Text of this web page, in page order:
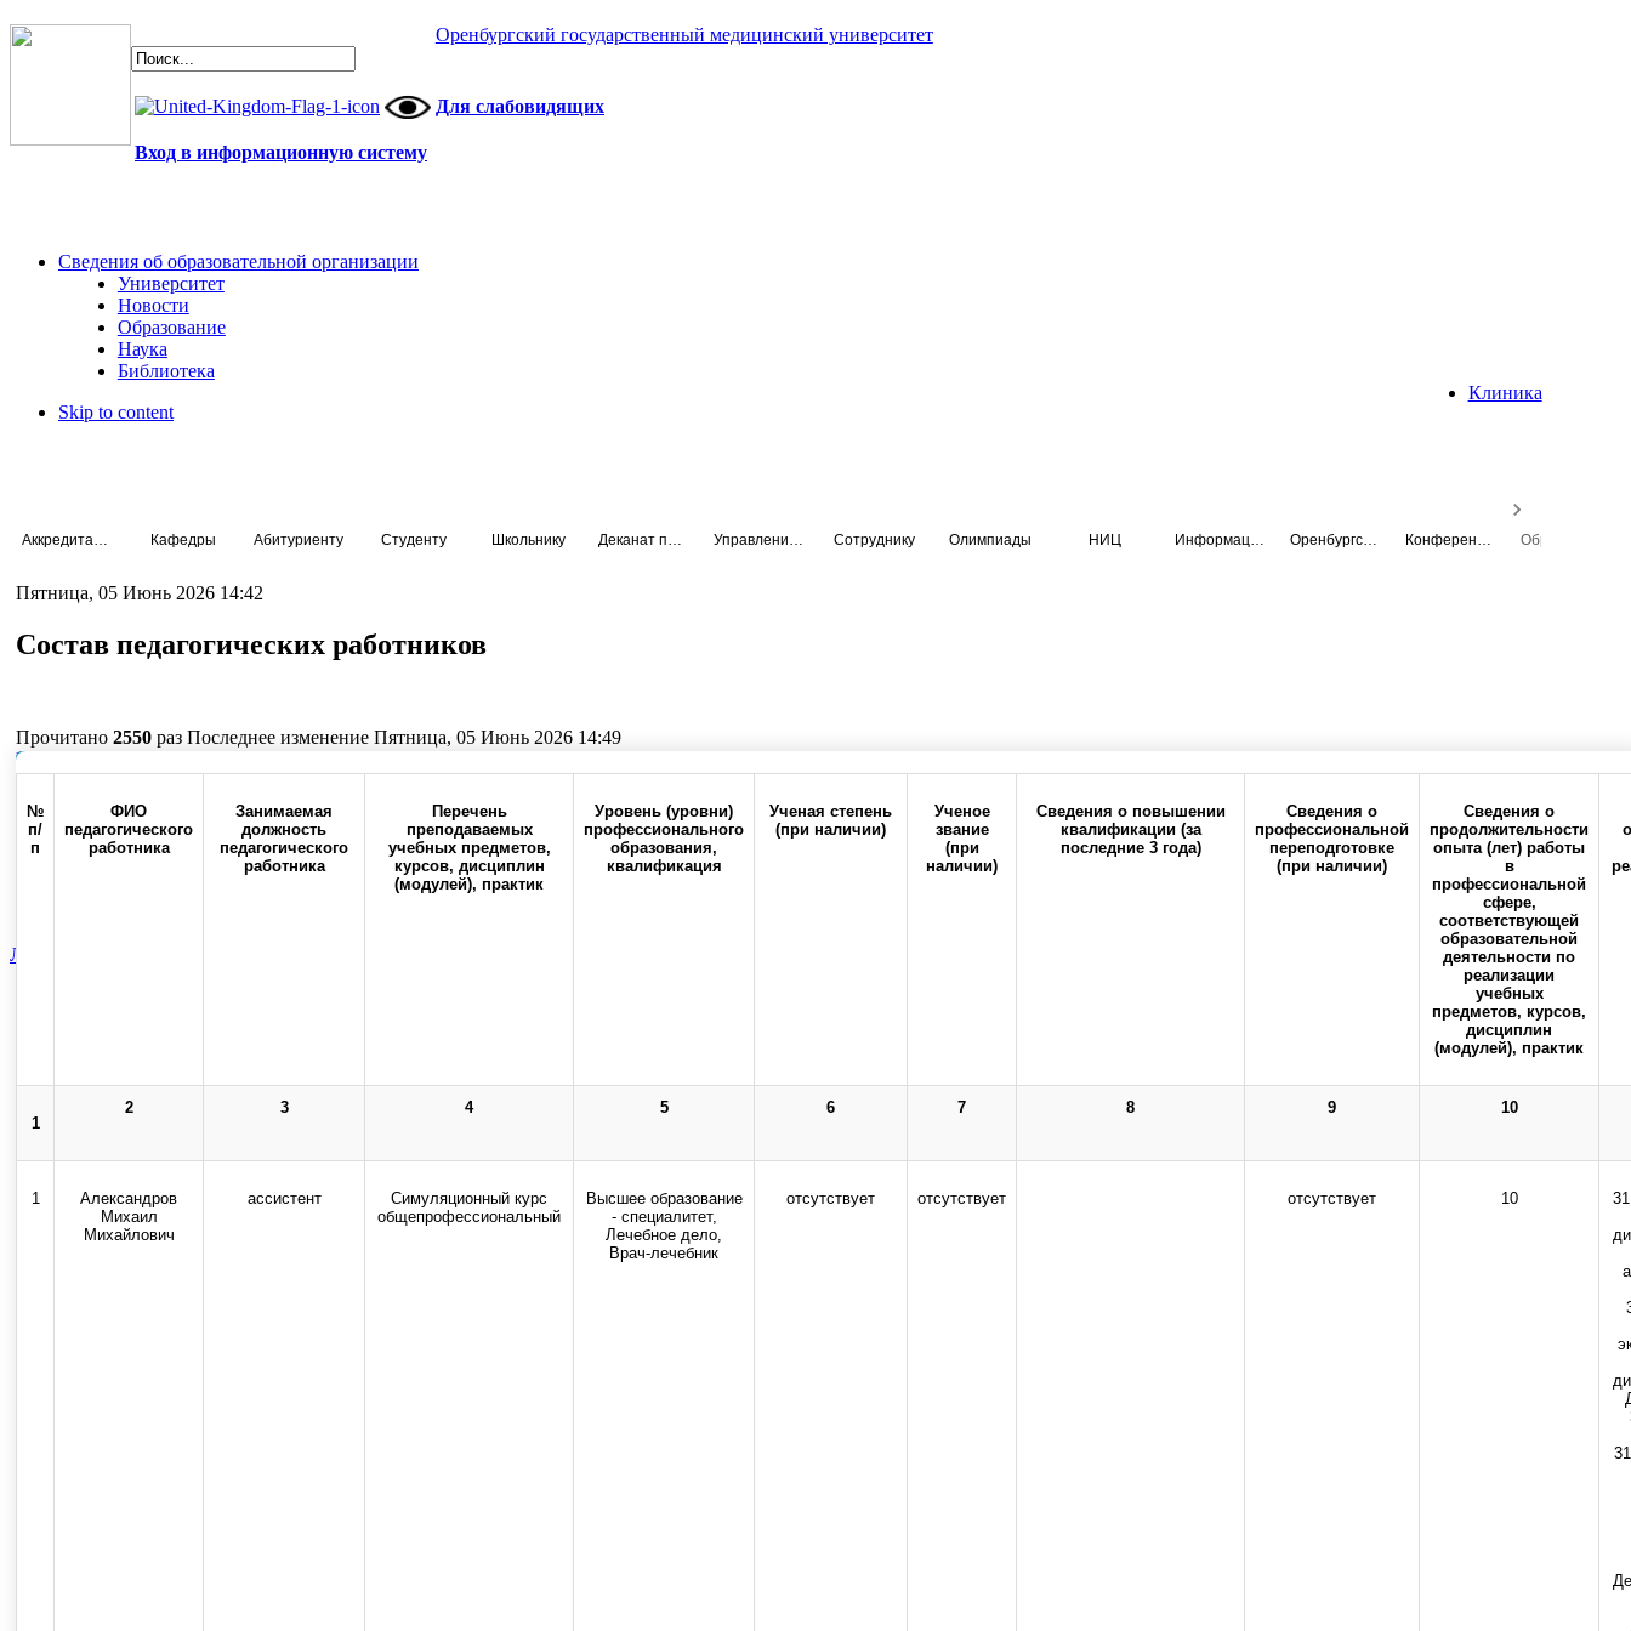
Оренбургский государственный медицинский университет
Для слабовидящих
Вход в информационную систему
Сведения об образовательной организации
Университет
Новости
Образование
Наука
Библиотека
Клиника
Skip to content
Кафедры Абитуриенту Студенту Школьнику Сотруднику Олимпиады НИЦ
Пятница, 05 Июнь 2026 14:42
Состав педагогических работников
Прокрутите таблицу вправо для просмотра всех колонок
№
п/
п
ФИО
педагогического
работника
Занимаемая
должность
педагогического
работника
Перечень
преподаваемых
учебных предметов,
курсов, дисциплин
(модулей), практик
Уровень (уровни)
профессионального
образования,
квалификация
Ученая степень
(при наличии)
Ученое
звание
(при
наличии)
Сведения о повышении
квалификации (за
последние 3 года)
Сведения о
профессиональной
переподготовке
(при наличии)
Сведения о
продолжительности
опыта (лет) работы
в
профессиональной
сфере,
соответствующей
образовательной
деятельности по
реализации
учебных
предметов, курсов,
дисциплин
(модулей), практик
1
2 3 4 5 6 7 8 9 10
1
Александров
Михаил
Михайлович
ассистент
Симуляционный курс
общепрофессиональный
Высшее образование
- специалитет,
Лечебное дело,
Врач-лечебник
отсутствует отсутствует отсутствует 10
Прочитано 2550 раз Последнее изменение Пятница, 05 Июнь 2026 14:49
Наверх
Факс:(3532) 50-06-20 office@orgma.ru Реквизиты
Лечебный факультет
Все права защищены.